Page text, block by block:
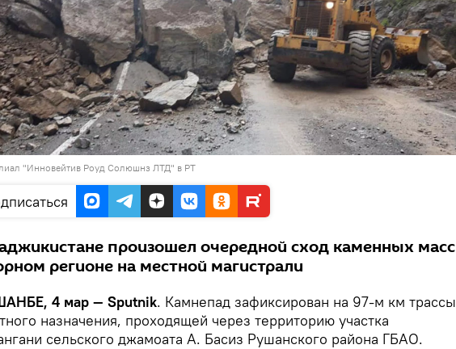
"Инновейтив Роуд Солюшнз ЛТД" в РТ
произошел очередной сход каменных масс
регионе на местной магистрали
4 мар — Sputnik. Камнепад зафиксирован на 97-м км трассы
назначения, проходящей через территорию участка
сельского джамоата А. Басиз Рушанского района ГБАО.